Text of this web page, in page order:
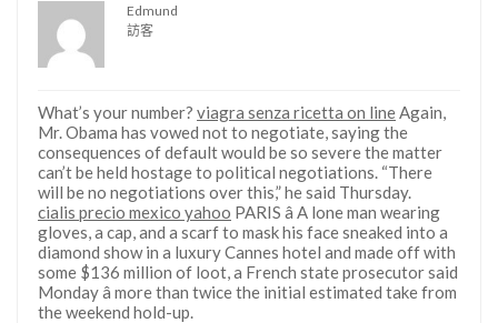
Edmund
訪客
What’s your number? viagra senza ricetta on lineAgain,
Mr. Obama has vowed not to negotiate, saying the
consequences of default would be so severe the matter
can’t be held hostage to political negotiations. “There
will be no negotiations over this,” he said Thursday.
cialis precio mexico yahoo PARIS â A lone man wearing
gloves, a cap, and a scarf to mask his face sneaked into a
diamond show in a luxury Cannes hotel and made off with
some $136 million of loot, a French state prosecutor said
Monday â more than twice the initial estimated take from
the weekend hold-up.